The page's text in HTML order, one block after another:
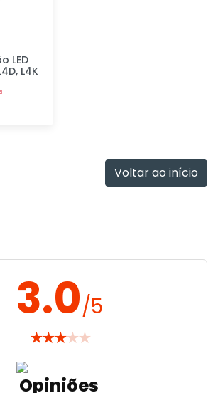
LED
L4K
Voltar ao início
3.0/5
★★★★★